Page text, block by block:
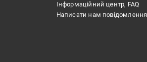
Інформаційний центр, FAQ
Написати нам повідомлення